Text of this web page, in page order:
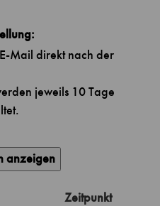
Mail direkt nach der
jeweils 10 Tage
anzeigen
Zeitpunkt